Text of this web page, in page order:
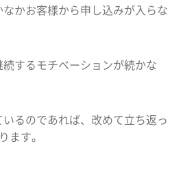
なかお客様から申し込みが入らな
続するモチベーションが続かな
るのであれば、改めて立ち返っ
ます。